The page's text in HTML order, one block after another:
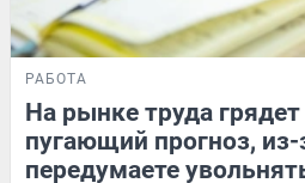
РАБОТА
На рынке труда
пугающий прогноз,
передумаете